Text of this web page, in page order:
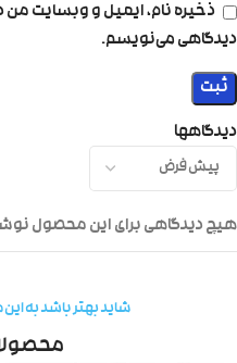
دیدگاهها
هیچ دیدگاهی برای این محصول
ذخیره نام، ایمیل و وبسایت من
دیدگاهی می‌نویسم.
شاید بهتر باشد به این